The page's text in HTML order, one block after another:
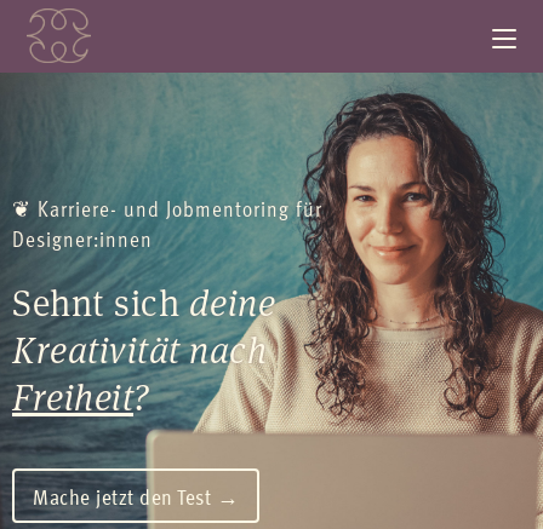
❦ Karriere- und Jobmentoring für
Designer:innen
Sehnt sichdeine
Kreativität nach
Freiheit?
Mache jetzt den Test →